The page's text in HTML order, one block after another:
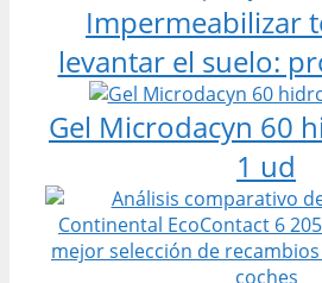
Impermeabilizar
levantar el suelo:
Gel Microdacyn 60
1 ud